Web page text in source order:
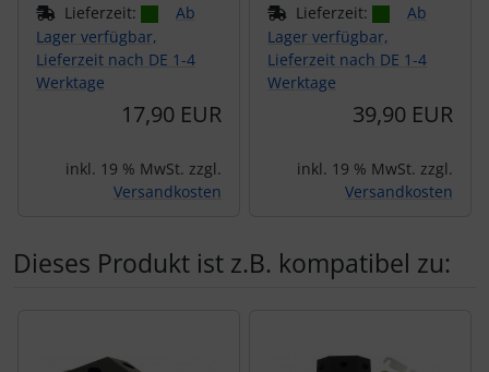
Lieferzeit:
Ab
Lager verfügbar,
Lieferzeit nach DE 1-4
Werktage
17,90 EUR
inkl. 19 % MwSt. zzgl.
Versandkosten
Lieferzeit:
Ab
Lager verfügbar,
Lieferzeit nach DE 1-4
Werktage
39,90 EUR
inkl. 19 % MwSt. zzgl.
Versandkosten
Dieses Produkt ist z.B. kompatibel zu: